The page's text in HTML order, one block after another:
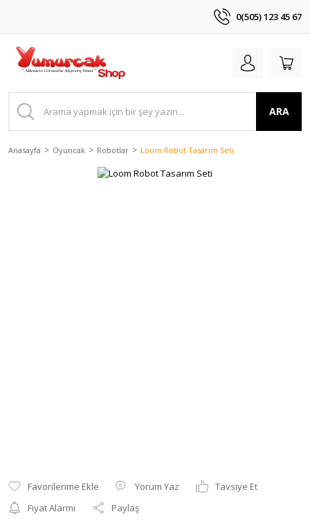
0(505) 123 45 67
ARA
Anasayfa Oyuncak Robotlar Loom Robot Tasarım Seti
Yorum Yaz
Tavsiye Et
Fiyat Alarmı
Paylaş